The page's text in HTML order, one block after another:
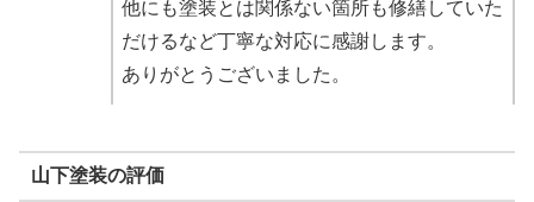
他にも塗装とは関係ない箇所も修繕していた
だけるなど丁寧な対応に感謝します。
ありがとうございました。
山下塗装の評価